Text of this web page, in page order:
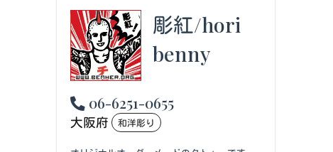
彫紅/hori
benny
06-6251-0655
大阪府 和洋彫り